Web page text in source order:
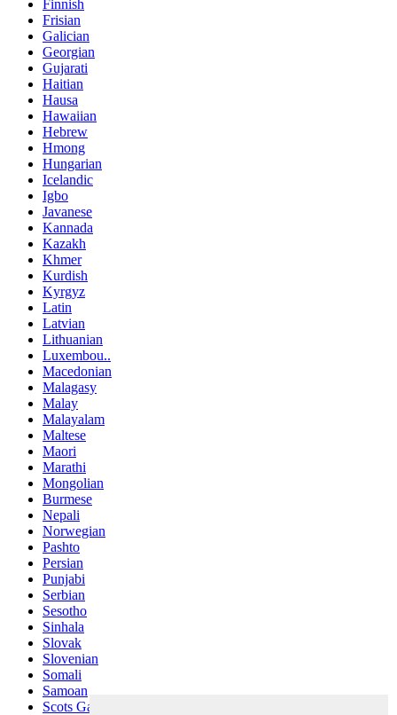
Finnish
Frisian
Galician
Georgian
Gujarati
Haitian
Hausa
Hawaiian
Hebrew
Hmong
Hungarian
Icelandic
Igbo
Javanese
Kannada
Kazakh
Khmer
Kurdish
Kyrgyz
Latin
Latvian
Lithuanian
Luxembou..
Macedonian
Malagasy
Malay
Malayalam
Maltese
Maori
Marathi
Mongolian
Burmese
Nepali
Norwegian
Pashto
Persian
Punjabi
Serbian
Sesotho
Sinhala
Slovak
Slovenian
Somali
Samoan
Scots Gaelic